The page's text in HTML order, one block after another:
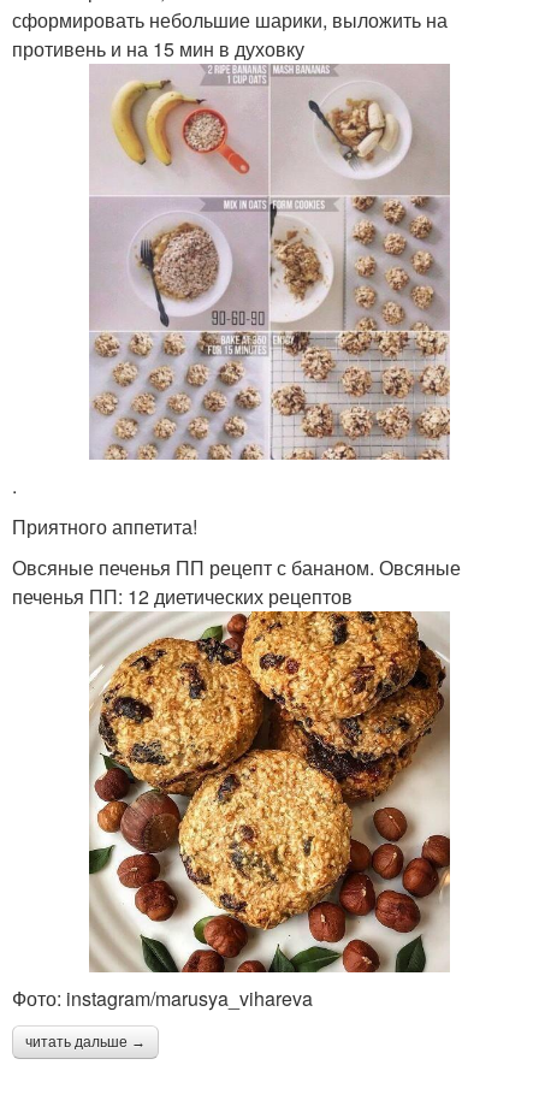
сформировать небольшие шарики, выложить на
противень и на 15 мин в духовку
.
Приятного аппетита!
Овсяные печенья ПП рецепт с бананом. Овсяные
печенья ПП: 12 диетических рецептов
Фото: instagram/marusya_vihareva
читать дальше →